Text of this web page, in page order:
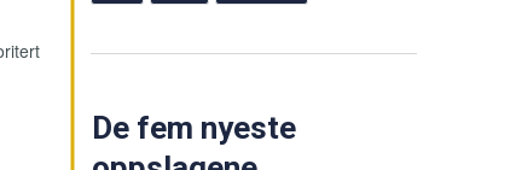
De fem nyeste